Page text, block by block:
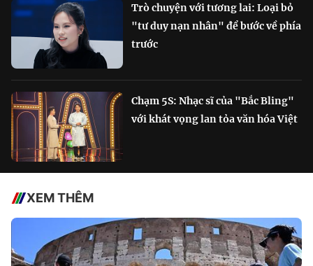
Trò chuyện với tương lai: Loại bỏ
"tư duy nạn nhân" để bước về phía
trước
Chạm 5S: Nhạc sĩ của "Bắc Bling"
với khát vọng lan tỏa văn hóa Việt
XEM THÊM